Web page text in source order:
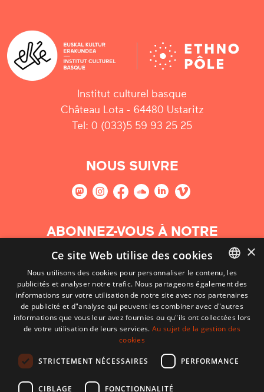
Institut culturel basque
Château Lota - 64480 Ustaritz
Tel: 0 (033)5 59 93 25 25
NOUS SUIVRE
ABONNEZ-VOUS À NOTRE
NEWSLETTER
S'abonner
BASQUE
FRENCH
×
Ce site Web utilise des cookies
Nous utilisons des cookies pour personnaliser le contenu, les
publicités et analyser notre trafic. Nous partageons également des
informations sur votre utilisation de notre site avec nos partenaires
de publicité et d"analyse qui peuvent les combiner avec d"autres
informations que vous leur avez fournies ou qu"ils ont collectées lors
de votre utilisation de leurs services.Au sujet de la gestion des
cookies
STRICTEMENT NÉCESSAIRES PERFORMANCE
CIBLAGE FONCTIONNALITÉ